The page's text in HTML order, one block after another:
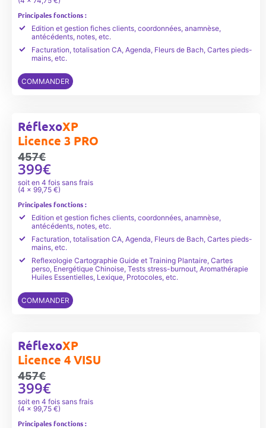
Principales fonctions :
Edition et gestion fiches clients, coordonnées, anamnèse,
antécédents, notes, etc.
Facturation, totalisation CA, Agenda, Fleurs de Bach, Cartes pieds-
mains, etc.
COMMANDER
RéflexoXP
Licence 3 PRO
457€
399€
soit en 4 fois sans frais
(4 x 99,75 €)
Principales fonctions :
Edition et gestion fiches clients, coordonnées, anamnèse,
antécédents, notes, etc.
Facturation, totalisation CA, Agenda, Fleurs de Bach, Cartes pieds-
mains, etc.
Reflexologie Cartographie Guide et Training Plantaire, Cartes
perso, Energétique Chinoise, Tests stress-burnout, Aromathérapie
Huiles Essentielles, Lexique, Protocoles, etc.
COMMANDER
RéflexoXP
Licence 4 VISU
457€
399€
soit en 4 fois sans frais
(4 x 99,75 €)
Principales fonctions :